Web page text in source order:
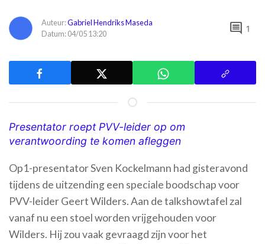
Auteur:Gabriel Hendriks Maseda
Datum: 04/05 13:20
comment 1
Presentator roept PVV-leider op om
verantwoording te komen afleggen
Op1-presentator Sven Kockelmann had gisteravond
tijdens de uitzending een speciale boodschap voor
PVV-leider Geert Wilders. Aan de talkshowtafel zal
vanaf nu een stoel worden vrijgehouden voor
Wilders. Hij zou vaak gevraagd zijn voor het